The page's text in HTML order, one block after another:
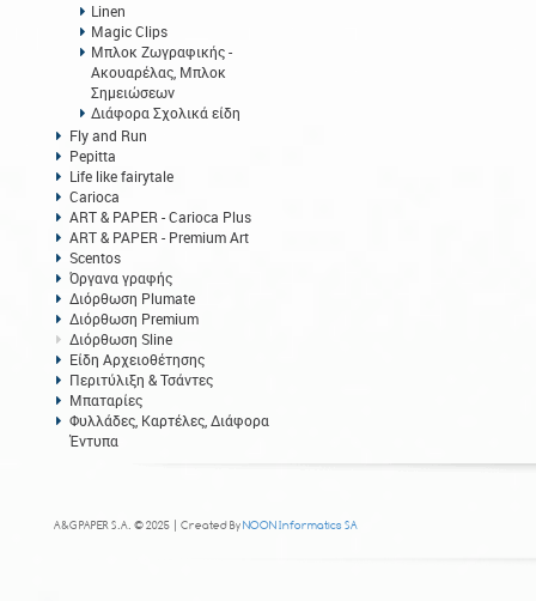
Linen
Magic Clips
Μπλοκ Ζωγραφικής -
Ακουαρέλας, Μπλοκ
Σημειώσεων
Διάφορα Σχολικά είδη
Fly and Run
Pepitta
Life like fairytale
Carioca
ART & PAPER - Carioca Plus
ART & PAPER - Premium Art
Scentos
Όργανα γραφής
Διόρθωση Plumate
Διόρθωση Premium
Διόρθωση Sline
Είδη Αρχειοθέτησης
Περιτύλιξη & Τσάντες
Μπαταρίες
Φυλλάδες, Καρτέλες, Διάφορα
Έντυπα
A&G PAPER S.A. © 2025 | Created ByNOON Informatics SA